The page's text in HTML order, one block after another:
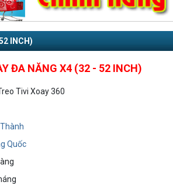
INCH)
ĐA NĂNG X4 (32 - 52 INCH)
Tivi Xoay 360
Quốc